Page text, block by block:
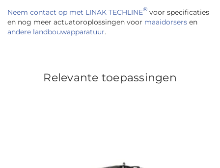
Neem contact op met LINAK TECHLINE® voor specificaties
en nog meer actuatoroplossingen voor maaidorsers en
andere landbouwapparatuur.
Relevante toepassingen